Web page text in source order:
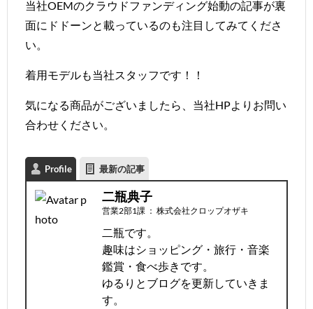
当社OEMのクラウドファンディング始動の記事が裏
面にドドーンと載っているのも注目してみてくださ
い。
着用モデルも当社スタッフです！！
気になる商品がございましたら、 当社HPよりお問い
合わせください。
Profile 最新の記事
二瓶典子
営業2部1課 ： 株式会社クロップオザキ
二瓶です。
趣味はショッピング・旅行・音楽
鑑賞・食べ歩きです。
ゆるりとブログを更新していきま
す。